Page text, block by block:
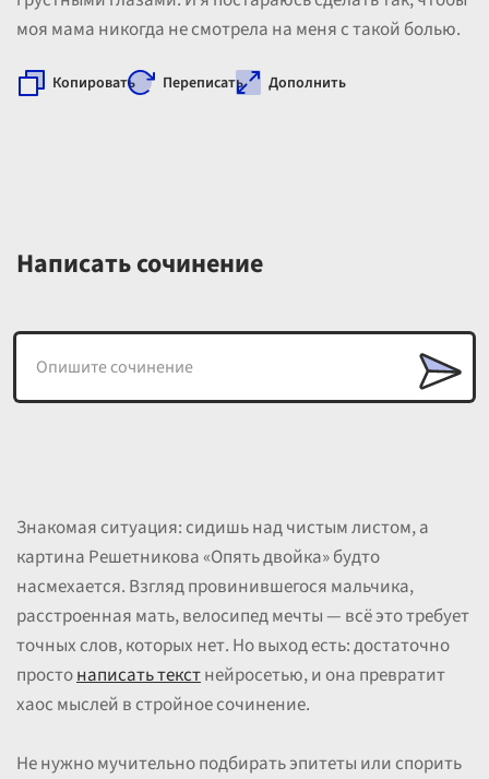
моя мама никогда не смотрела на меня с такой болью.
Копировать Переписать Дополнить
Написать сочинение
Знакомая ситуация: сидишь над чистым листом, а
картина Решетникова «Опять двойка» будто
насмехается. Взгляд провинившегося мальчика,
расстроенная мать, велосипед мечты — всё это требует
точных слов, которых нет. Но выход есть: достаточно
простонаписать текстнейросетью, и она превратит
хаос мыслей в стройное сочинение.
Не нужно мучительно подбирать эпитеты или спорить